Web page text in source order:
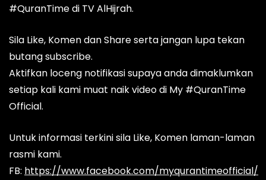
#QuranTime di TV AlHijrah.
Sila Like, Komen dan Share serta jangan lupa tekan
butang subscribe.
Aktifkan loceng notifikasi supaya anda dimaklumkan
setiap kali kami muat naik video di My #QuranTime
Official.
Untuk informasi terkini sila Like, Komen laman-laman
rasmi kami.
FB: https://www.facebook.com/myqurantimeofficial/